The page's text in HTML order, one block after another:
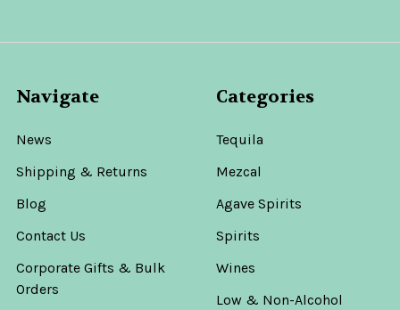
Navigate
News
Shipping & Returns
Blog
Contact Us
Corporate Gifts & Bulk
Orders
Categories
Tequila
Mezcal
Agave Spirits
Spirits
Wines
Low & Non-Alcohol